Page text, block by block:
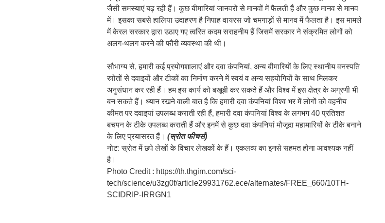
जैसी समस्याएं बढ़ रही हैं। कुछ बीमारियां जानवरों से मानवों में फैलती हैं और कुछ मानव से मानव
में। इसका सबसे हालिया उदाहरण है निपाह वायरस जो चमगाड़ों से मानव में फैलता है। इस मामले
में केरल सरकार द्वारा उठाए गए त्वरित कदम सराहनीय हैं जिसमें सरकार ने संक्रमित लोगों को
अलग-थलग करने की फौरी व्यवस्था की थी।
सौभाग्य से, हमारी कई प्रयोगशालाएं और दवा कंपनियां, अन्य बीमारियों के लिए स्थानीय वनस्पति
रुाोतों से दवाइयों और टीकों का निर्माण करने में स्वयं व अन्य सहयोगियों के साथ मिलकर
अनुसंधान कर रही हैं। हम इस कार्य को बखूबी कर सकते हैं और विश्व में इस क्षेत्र के अग्रणी भी
बन सकते हैं। ध्यान रखने वाली बात है कि हमारी दवा कंपनियां विश्व भर में लोगों को वहनीय
कीमत पर दवाइयां उपलब्ध कराती रही हैं, हमारी दवा कंपनियां विश्व के लगभग 40 प्रतिशत
बचपन के टीके उपलब्ध कराती हैं और इनमें से कुछ दवा कंपनियां मौजूदा महामारियों के टीके बनाने
के लिए प्रयासरत हैं। (स्रोत फीचर्स)
नोट: स्रोत में छपे लेखों के विचार लेखकों के हैं। एकलव्य का इनसे सहमत होना आवश्यक नहीं
है।
Photo Credit : https://th.thgim.com/sci-
tech/science/u3zg0f/article29931762.ece/alternates/FREE_660/10TH-
SCIDRIP-IRRGN1